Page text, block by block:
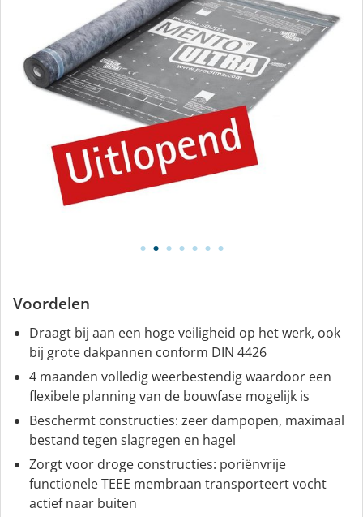
Voordelen
Draagt bij aan een hoge veiligheid op het werk, ook
bij grote dakpannen conform DIN 4426
4 maanden volledig weerbestendig waardoor een
flexibele planning van de bouwfase mogelijk is
Beschermt constructies: zeer dampopen, maximaal
bestand tegen slagregen en hagel
Zorgt voor droge constructies: poriënvrije
functionele TEEE membraan transporteert vocht
actief naar buiten